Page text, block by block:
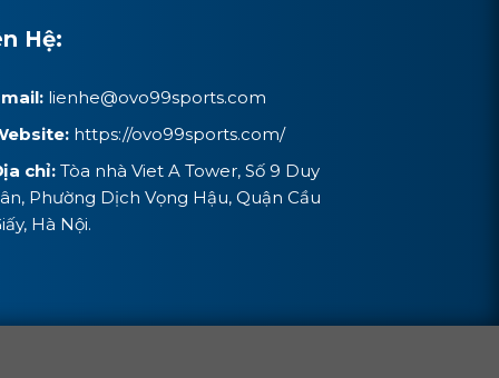
Hệ:
lienhe@ovo99sports.com
https://ovo99sports.com/
chỉ: Tòa nhà Viet A Tower, Số 9 Duy
Phường Dịch Vọng Hậu, Quận Cầu
Hà Nội.